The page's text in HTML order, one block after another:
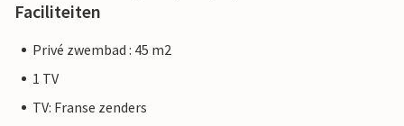
Faciliteiten
Privé zwembad : 45 m2
1 TV
TV: Franse zenders